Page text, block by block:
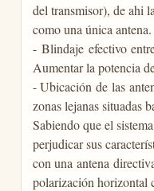
del transmisor), de ahi
como una única antena.
- Blindaje efectivo
Aumentar la potencia
- Ubicación de las
zonas lejanas situadas
Sabiendo que el
perjudicar sus
con una antena
polarización horizontal